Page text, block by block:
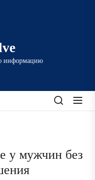
информацию
у мужчин без